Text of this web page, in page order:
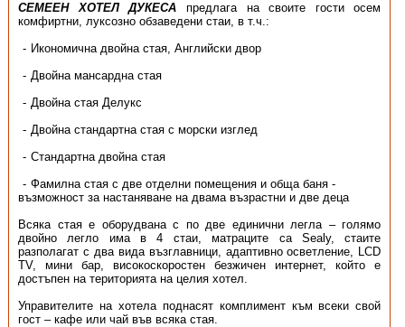
СЕМЕЕН ХОТЕЛ ДУКЕСА предлага на своите гости осем
комфиртни, луксозно обзаведени стаи, в т.ч.:
Икономична двойна стая, Английски двор
Двойна мансардна стая
Двойна стая Делукс
Двойна стандартна стая с морски изглед
Стандартна двойна стая
Фамилна стая с две отделни помещения и обща баня -
възможност за настаняване на двама възрастни и две деца
Всяка стая е оборудвана с по две единични легла – голямо
двойно легло има в 4 стаи, матраците са Sealy, стаите
разполагат с два вида възглавници, адаптивно осветление, LCD
TV, мини бар, високоскоростен безжичен интернет, който е
достъпен на територията на целия хотел.
Управителите на хотела поднасят комплимент към всеки свой
гост – кафе или чай във всяка стая.